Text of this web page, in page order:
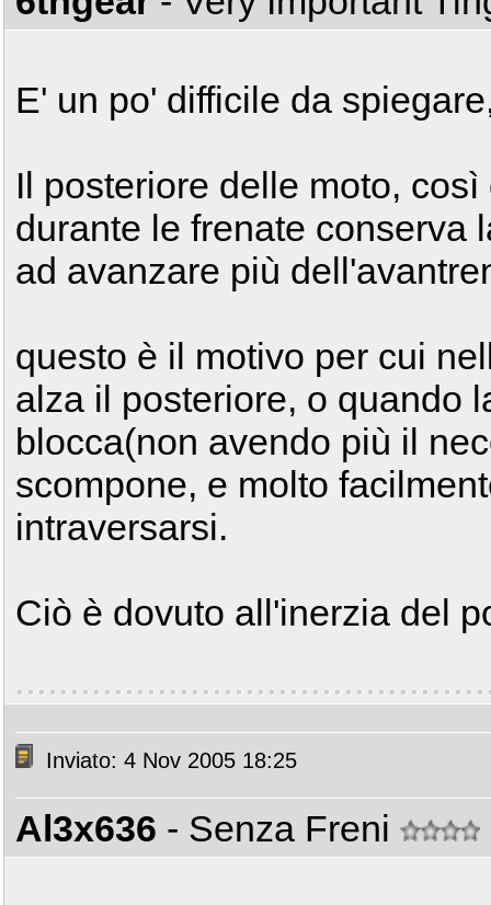
E' un po' difficile da
Il posteriore delle moto,
durante le frenate conserva
ad avanzare più
questo è il motivo per cui
alza il posteriore, o quando
blocca(non avendo più il
scompone, e molto
intraversarsi.
Ciò è dovuto all'inerzia del
Inviato: 4 Nov 2005 18:25
Al3x636 - Senza Freni